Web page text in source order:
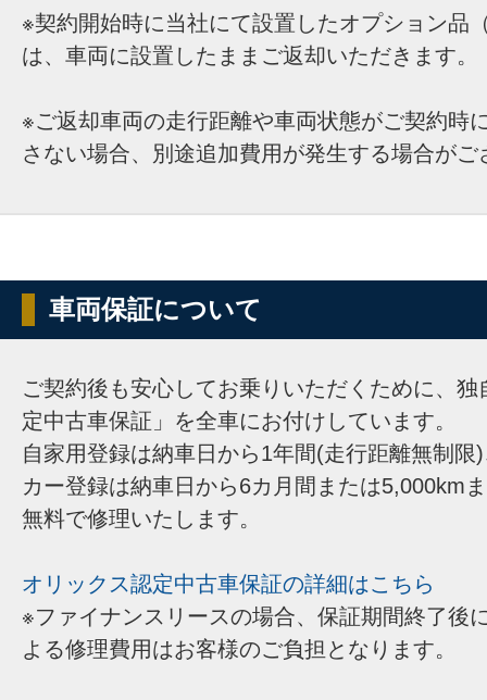
※契約開始時に当社にて設置したオプション品
は、車両に設置したままご返却いただきます。
※ご返却車両の走行距離や車両状態がご契約時
さない場合、別途追加費用が発生する場合がご
車両保証について
ご契約後も安心してお乗りいただくために、
定中古車保証」を全車にお付けしています。
自家用登録は納車日から1年間(走行距離無制限
カー登録は納車日から6カ月間または5,000km
無料で修理いたします。
オリックス認定中古車保証の詳細はこちら
※ファイナンスリースの場合、保証期間終了後
よる修理費用はお客様のご負担となります。